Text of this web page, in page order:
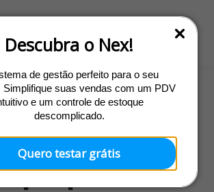
Descubra o Nex!
de gestão perfeito para o seu
Simplifique suas vendas com um PDV
e um controle de estoque
descomplicado.
Quero testar grátis
Gestão
essenciais
pequenos
Ir para o site do Nex